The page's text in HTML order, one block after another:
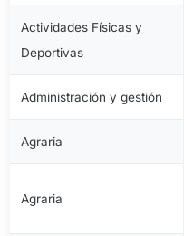
Actividades Físicas y
Deportivas
Administración y gestión
Agraria
Agraria